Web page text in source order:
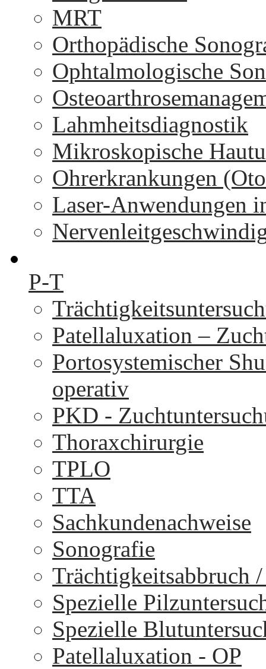
MRT
Orthopädische
Ophtalmologische
Lahmheitsdiagnostik
Mikroskopische
Ohrerkrankungen
Laser-Anwendungen
P-T
Patellaluxation –
Portosystemischer
operativ
PKD -
Thoraxchirurgie
TPLO
TTA
Sachkundenachweise
Sonografie
Trächtigkeitsabbruch
Spezielle
Spezielle
Patellaluxation - OP